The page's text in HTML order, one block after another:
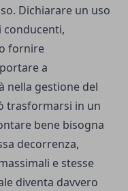
Dichiarare un uso
conducenti,
fornire
a
nella gestione del
trasformarsi in un
bene bisogna
decorrenza,
e stesse
diventa davvero